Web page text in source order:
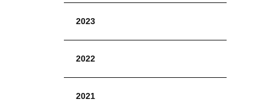
2023
2022
2021